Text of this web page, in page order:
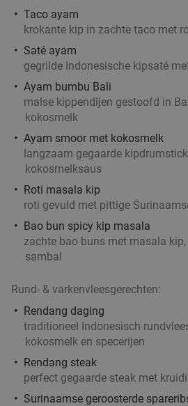
Taco ayam
krokante kip in zachte taco met
Saté ayam
gegrilde Indonesische kipsaté
Ayam bumbu Bali
malse kippendijen gestoofd in
kokosmelk
Ayam smoor met kokosmelk
langzaam gegaarde
kokosmelksaus
Roti masala kip
roti gevuld met pittige
Bao bun spicy kip masala
zachte bao buns met masala
sambal
Rund- & varkenvleesgerechten:
Rendang daging
traditioneel Indonesisch
kokosmelk en specerijen
Rendang steak
perfect gegaarde steak met
Surinaamse geroosterde